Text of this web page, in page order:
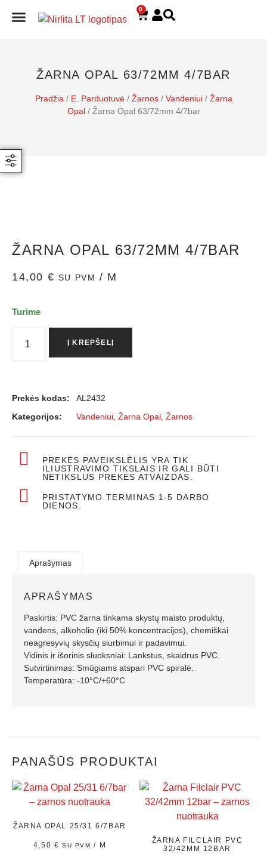
0
ŽARNA OPAL 63/72MM 4/7BAR
Pradžia / E. Parduotuvė/ Žarnos/ Vandeniui/ Žarna
Opal/ Žarna Opal 63/72mm 4/7bar
ŽARNA OPAL 63/72MM 4/7BAR
14,00 € SU PVM / M
Turime
Į KREPŠELĮ
Prekės kodas:
AL2432
Kategorijos:
Vandeniui Žarna Opal Žarnos
PREKĖS PAVEIKSLĖLIS YRA TIK
ILIUSTRAVIMO TIKSLAIS IR GALI BŪTI
NETIKSLUS PREKĖS ATVAIZDAS.
PRISTATYMO TERMINAS 1-5 DARBO
DIENOS.
Aprašymas
APRAŠYMAS
Paskirtis: PVC žarna tinkama skystų maisto produktų,
vandens, alkoholio (iki 50% koncentracijos), chemiškai
neagresyvių skysčių siurbimui ir padavimui.
Vidinis ir išorinis sluoksniai: Lankstus, skaidrus PVC.
Sutvirtinimas: Smūgiams atspari PVC spiralė.
Temperatūra: -10°C/+60°C
PANAŠŪS PRODUKTAI
ŽARNA OPAL 25/31 6/7BAR
4,50 € SU PVM / M
ŽARNA FILCLAIR PVC
32/42MM 12BAR